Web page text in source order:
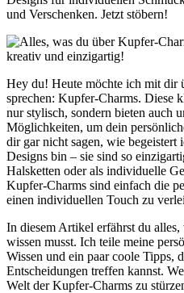
und Verschenken. Jetzt stöbern!
Hey du!⁢ Heute möchte​ ich mit dir
sprechen: Kupfer-Charms. Diese
nur​ stylisch,⁣ sondern bieten auch
Möglichkeiten, um dein
dir gar nicht sagen, wie begeistert⁣
Designs bin – sie sind‌ so
Halsketten oder als individuelle
Kupfer-Charms sind einfach die‍
einen individuellen Touch ​zu
In diesem ⁣Artikel​ erfährst‌ du
wissen musst. Ich teile ⁢meine
Wissen und ein paar coole Tipps,
Entscheidungen treffen kannst.
Welt der ⁤Kupfer-Charms zu